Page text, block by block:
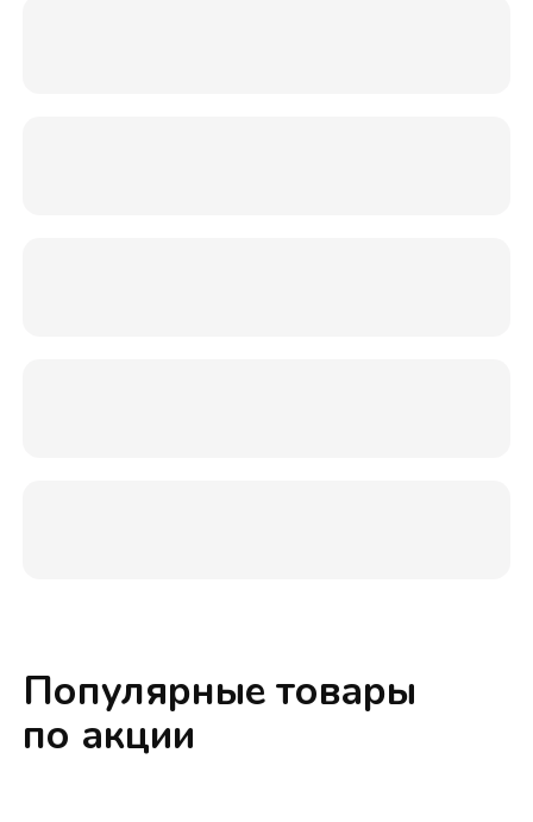
Популярные товары
по акции